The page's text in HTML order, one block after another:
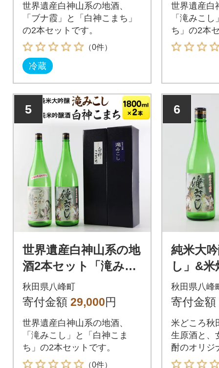
世界遺産白神山系の地酒、
「ブナ霞」と「白神こまち」
の2本セットです。
（0件）
冷蔵
世界遺産白
「滝みこ
ち」の2本
5
世界遺産白神山系の地
酒2本セット「滝みこ
し」「白神こまち」各
1800ml|16_ksy-04a10
秋田県八峰町
寄付金額 29,000円
世界遺産白神山系の地酒、
「滝みこし」と「白神こま
ち」の2本セットです。
（0件）
6
純米大
し」&
いこま
秋田県八峰
寄付金額
米どころ秋
生原酒と、
酎のオリジ